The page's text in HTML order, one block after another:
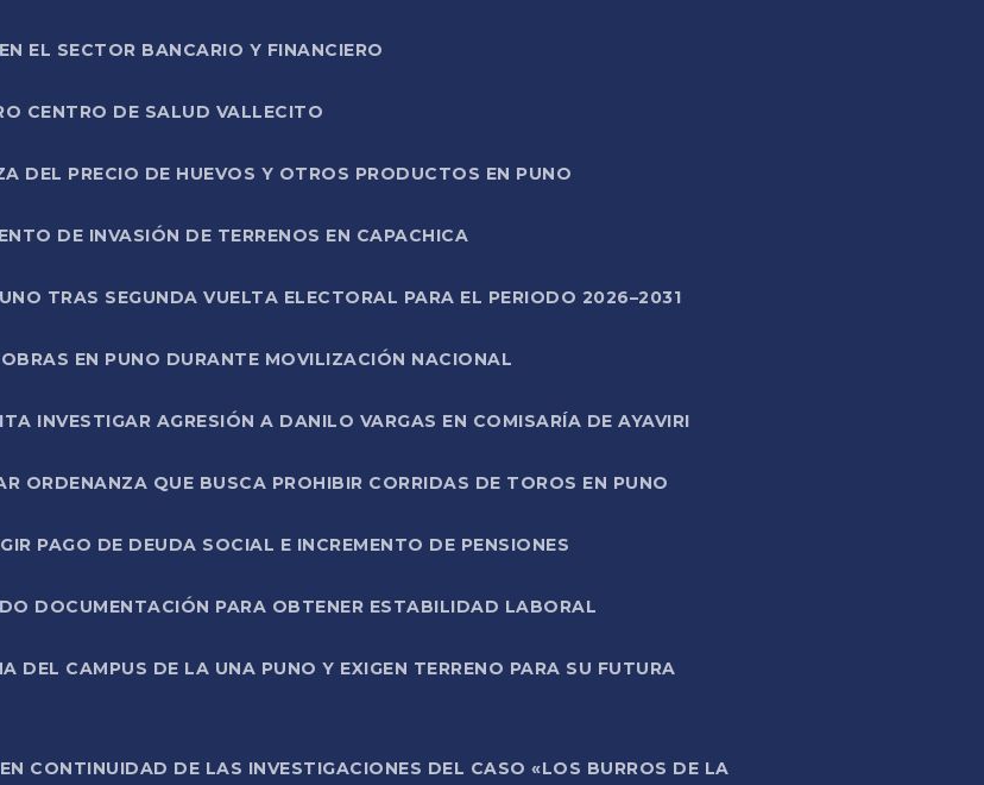
EL SECTOR BANCARIO Y FINANCIERO
CENTRO DE SALUD VALLECITO
DEL PRECIO DE HUEVOS Y OTROS PRODUCTOS EN PUNO
DE INVASIÓN DE TERRENOS EN CAPACHICA
TRAS SEGUNDA VUELTA ELECTORAL PARA EL PERIODO 2026–2031
EN PUNO DURANTE MOVILIZACIÓN NACIONAL
INVESTIGAR AGRESIÓN A DANILO VARGAS EN COMISARÍA DE AYAVIRI
ORDENANZA QUE BUSCA PROHIBIR CORRIDAS DE TOROS EN PUNO
PAGO DE DEUDA SOCIAL E INCREMENTO DE PENSIONES
DOCUMENTACIÓN PARA OBTENER ESTABILIDAD LABORAL
CAMPUS DE LA UNA PUNO Y EXIGEN TERRENO PARA SU FUTURA
CONTINUIDAD DE LAS INVESTIGACIONES DEL CASO «LOS BURROS DE LA